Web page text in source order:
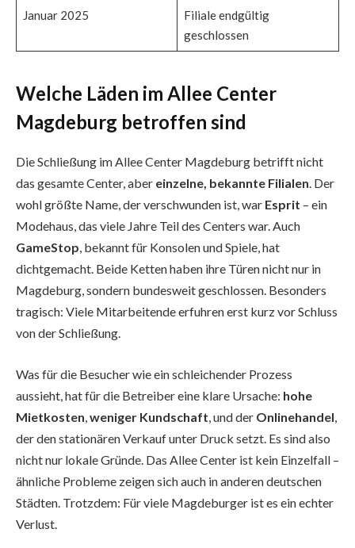
Januar 2025
Filiale endgültig
geschlossen
Welche Läden im Allee Center
Magdeburg betroffen sind
Die Schließung im Allee Center Magdeburg betrifft nicht
das gesamte Center, aber einzelne, bekannte Filialen. Der
wohl größte Name, der verschwunden ist, war Esprit – ein
Modehaus, das viele Jahre Teil des Centers war. Auch
GameStop, bekannt für Konsolen und Spiele, hat
dichtgemacht. Beide Ketten haben ihre Türen nicht nur in
Magdeburg, sondern bundesweit geschlossen. Besonders
tragisch: Viele Mitarbeitende erfuhren erst kurz vor Schluss
von der Schließung.
Was für die Besucher wie ein schleichender Prozess
aussieht, hat für die Betreiber eine klare Ursache: hohe
Mietkosten,weniger Kundschaft, und der Onlinehandel,
der den stationären Verkauf unter Druck setzt. Es sind also
nicht nur lokale Gründe. Das Allee Center ist kein Einzelfall –
ähnliche Probleme zeigen sich auch in anderen deutschen
Städten. Trotzdem: Für viele Magdeburger ist es ein echter
Verlust.